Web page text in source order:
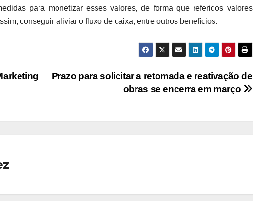
para monetizar esses valores, de forma que referidos valores
conseguir aliviar o fluxo de caixa, entre outros benefícios.
Prazo para solicitar a retomada e reativação de
obras se encerra em março